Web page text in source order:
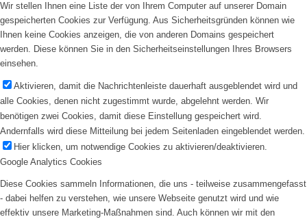
Wir stellen Ihnen eine Liste der von Ihrem Computer auf unserer Domain
gespeicherten Cookies zur Verfügung. Aus Sicherheitsgründen können wie
Ihnen keine Cookies anzeigen, die von anderen Domains gespeichert
werden. Diese können Sie in den Sicherheitseinstellungen Ihres Browsers
einsehen.
Aktivieren, damit die Nachrichtenleiste dauerhaft ausgeblendet wird und
alle Cookies, denen nicht zugestimmt wurde, abgelehnt werden. Wir
benötigen zwei Cookies, damit diese Einstellung gespeichert wird.
Andernfalls wird diese Mitteilung bei jedem Seitenladen eingeblendet werden.
Hier klicken, um notwendige Cookies zu aktivieren/deaktivieren.
Google Analytics Cookies
Diese Cookies sammeln Informationen, die uns - teilweise zusammengefasst
- dabei helfen zu verstehen, wie unsere Webseite genutzt wird und wie
effektiv unsere Marketing-Maßnahmen sind. Auch können wir mit den